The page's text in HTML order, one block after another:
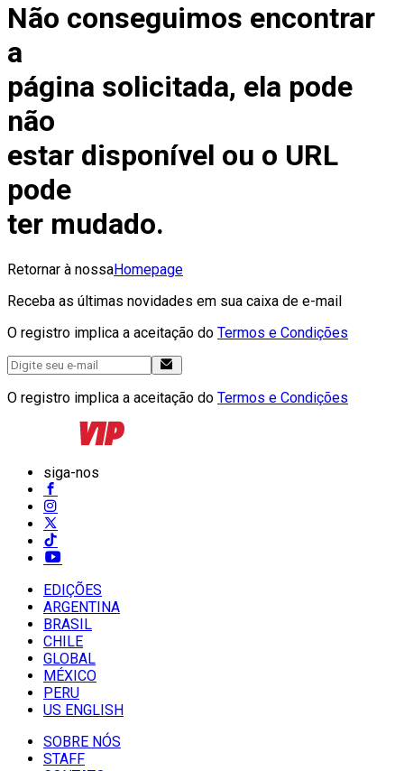
Não conseguimos encontrar
a
página solicitada, ela pode
não
estar disponível ou o URL
pode
ter mudado.
Retornar à nossaHomepage
Receba as últimas novidades em sua caixa de e-mail
O registro implica a aceitação do Termos e Condições
O registro implica a aceitação do Termos e Condições
siga-nos
EDIÇÕES
ARGENTINA
BRASIL
CHILE
GLOBAL
MÉXICO
PERU
US ENGLISH
SOBRE NÓS
STAFF